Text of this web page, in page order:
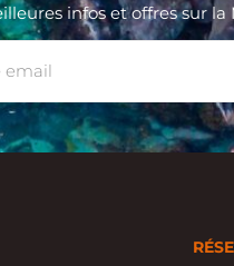
infos et offres sur